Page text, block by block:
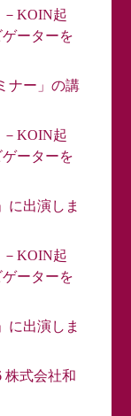
KOIN起
ーターを
ナー」の講
KOIN起
ーターを
に出演しま
KOIN起
ーターを
に出演しま
株式会社和